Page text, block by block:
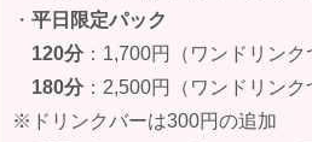
・ 平日限定パック
120分 ：1,700円（ワンドリンク
180分 ：2,500円（ワンドリンク
※ドリンクバーは300円の追加